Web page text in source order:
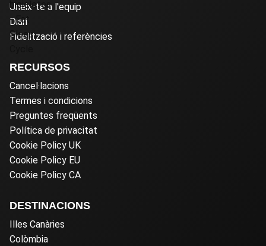
Uneix-te a l'equip
Diari
Fidelització i referències
RECURSOS
Cancel·lacions
Termes i condicions
Preguntes freqüents
Política de privacitat
Cookie Policy UK
Cookie Policy EU
Cookie Policy CA
DESTINACIONS
Illes Canàries
Colòmbia